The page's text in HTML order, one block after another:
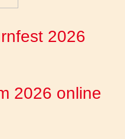
2026
2026 online